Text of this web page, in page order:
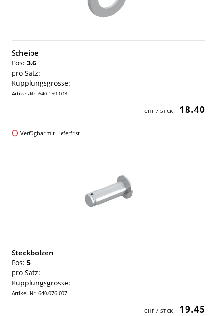
Scheibe
Pos: 3.6
pro Satz:
Kupplungsgrösse:
Artikel-Nr: 640.159.003
18.40
Verfügbar mit Lieferfrist
Steckbolzen
Pos: 5
pro Satz:
Kupplungsgrösse:
Artikel-Nr: 640.076.007
19.45